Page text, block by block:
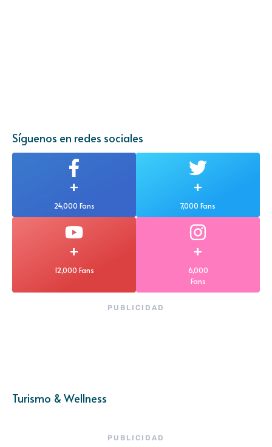
Síguenos en redes sociales
+
24,000 Fans
+
7,000 Fans
+
12,000 Fans
+
6,000
Fans
PUBLICIDAD
Turismo & Wellness
PUBLICIDAD